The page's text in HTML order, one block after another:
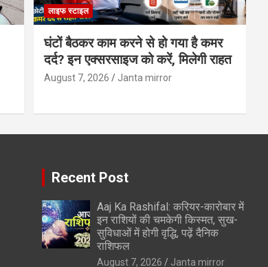
लाइफ स्टाइल
घंटों बैठकर काम करने से हो गया है कमर
दर्द? इन एक्सरसाइज को करें, मिलेगी राहत
August 7, 2026 Janta mirror
Recent Post
Aaj Ka Rashifal: करियर-कारोबार में
इन राशियों की चमकेगी किस्मत, सुख-
सुविधाओं में होगी वृद्धि, पढ़ें दैनिक
राशिफल
August 7, 2026 Janta mirror